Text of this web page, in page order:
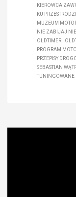
KIEROWCA
KU
MUZEUM
NIE ZABIJAJ
OLDTIMER
PROGRAM
PRZEPISY
SEBASTIAN
TUNINGOWANE